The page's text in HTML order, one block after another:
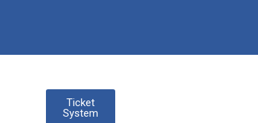
Ticket
System